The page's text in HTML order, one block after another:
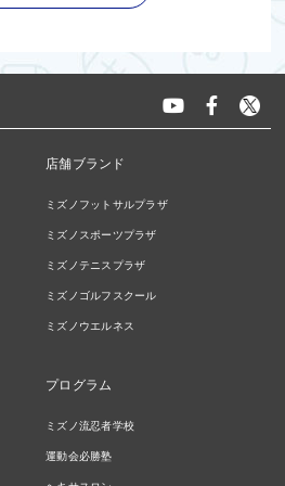
店舗ブランド
ミズノフットサルプラザ
ミズノスポーツプラザ
ミズノテニスプラザ
ミズノゴルフスクール
ミズノウエルネス
プログラム
ミズノ流忍者学校
運動会必勝塾